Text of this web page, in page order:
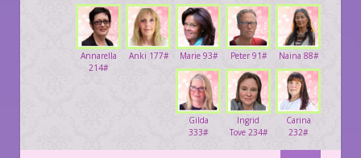
Naina 88#
Peter 91#
Marie 93#
Anki 177#
Annarella
214#
Carina
232#
Ingrid
Tove 234#
Gilda
333#